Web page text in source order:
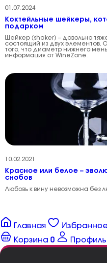
01.07.2024
Коктейльные шейкеры,
подарком
Шейкер (shaker) – довольно
состоящий из двух элементов.
того, что диаметр нижнего
информация от WineZone.
10.02.2021
Красное или белое –
снобов
Любовь к вину невозможна без
Главная Избранное
Корзина 0 Профиль